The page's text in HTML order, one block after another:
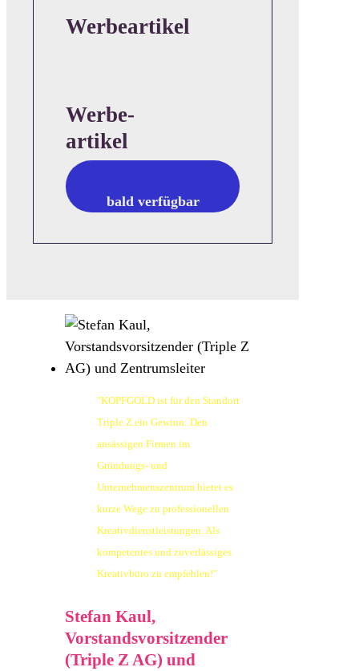
Werbeartikel
Werbe-
artikel
bald verfügbar
"KOPFGOLD ist für den Standort
Triple Z ein Gewinn: Den
ansässigen Firmen im
Gründungs- und
Unternehmenszentrum bietet es
kurze Wege zu professionellen
Kreativdienstleistungen. Als
kompetentes und zuverlässiges
Kreativbüro zu empfehlen!"
Stefan Kaul,
Vorstandsvorsitzender
(Triple Z AG) und